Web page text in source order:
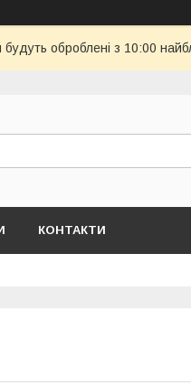
оброблені з 10:00
КОНТАКТИ